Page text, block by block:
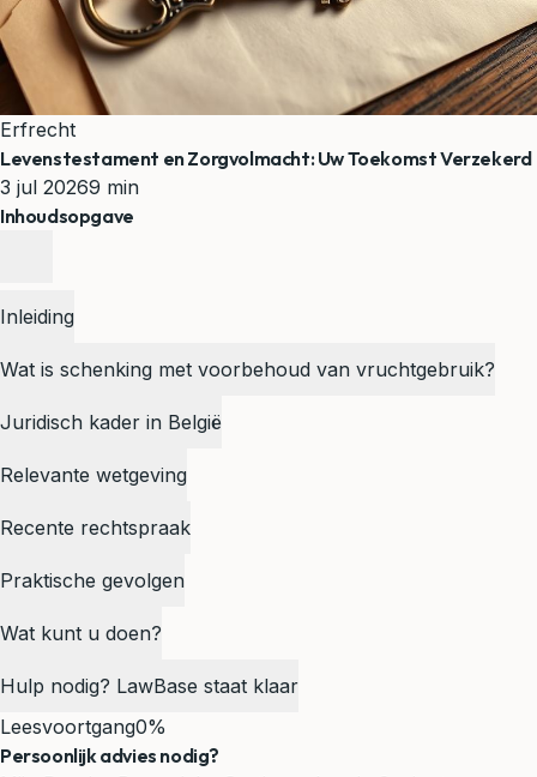
Erfrecht
Levenstestament en Zorgvolmacht: Uw Toekomst Verzekerd
3 jul 20269 min
Inhoudsopgave
Inleiding
Wat is schenking met voorbehoud van vruchtgebruik?
Juridisch kader in België
Relevante wetgeving
Recente rechtspraak
Praktische gevolgen
Wat kunt u doen?
Hulp nodig? LawBase staat klaar
Leesvoortgang0%
Persoonlijk advies nodig?